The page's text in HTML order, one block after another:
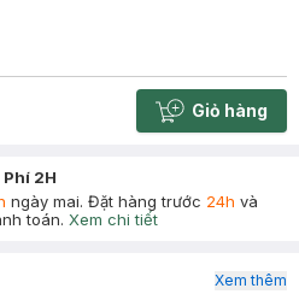
Cart plus
Giỏ hàng
2H
ngày mai. Đặt hàng trước 24h và
toán. Xem chi tiết
Xem thêm